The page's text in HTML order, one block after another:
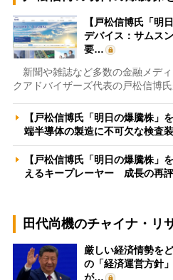
【戸松信博氏「明
デバイス：サムス
要…
新聞や雑誌など多数の金融メデ
クアドバイザーズ代表の戸松信博
【戸松信博氏「明日の爆騰株」
端半導体の製造に不可欠な検査
【戸松信博氏「明日の爆騰株」
えるキープレーヤー 成長の再
田代尚機のチャイナ・リ
厳しい経済情勢を
の「経済運営方針
が…